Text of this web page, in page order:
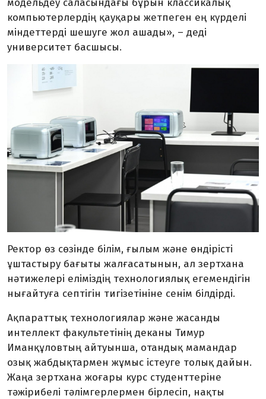
модельдеу саласындағы бұрын классикалық
компьютерлердің қауқары жетпеген ең күрделі
міндеттерді шешуге жол ашады», – деді
университет басшысы.
Ректор өз сөзінде білім, ғылым және өндірісті
ұштастыру бағыты жалғасатынын, ал зертхана
нәтижелері еліміздің технологиялық егемендігін
нығайтуға септігін тигізетініне сенім білдірді.
Ақпараттық технологиялар және жасанды
интеллект факультетінің деканы Тимур
Иманқұловтың айтуынша, отандық мамандар
озық жабдықтармен жұмыс істеуге толық дайын.
Жаңа зертхана жоғары курс студенттеріне
тәжірибелі тәлімгерлермен бірлесіп, нақты